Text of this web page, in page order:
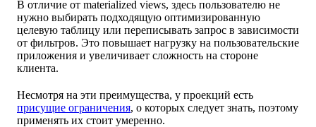
В отличие от materialized views, здесь пользователю не
нужно выбирать подходящую оптимизированную
целевую таблицу или переписывать запрос в зависимости
от фильтров. Это повышает нагрузку на пользовательские
приложения и увеличивает сложность на стороне
клиента.
Несмотря на эти преимущества, у проекций есть
присущие ограничения, о которых следует знать, поэтому
применять их стоит умеренно.